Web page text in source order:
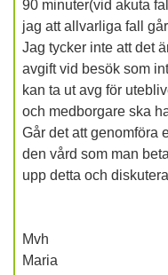
90 minuter(vid akuta
jag att allvarliga fall
Jag tycker inte att det
avgift vid besök som
kan ta ut avg för
och medborgare ska
Går det att genomföra
den vård som man
upp detta och
Mvh
Maria